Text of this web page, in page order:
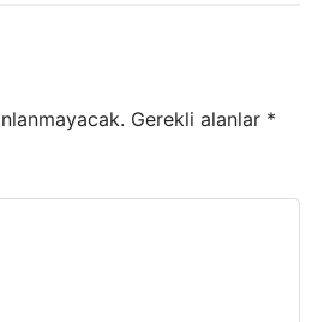
Gerekli alanlar *